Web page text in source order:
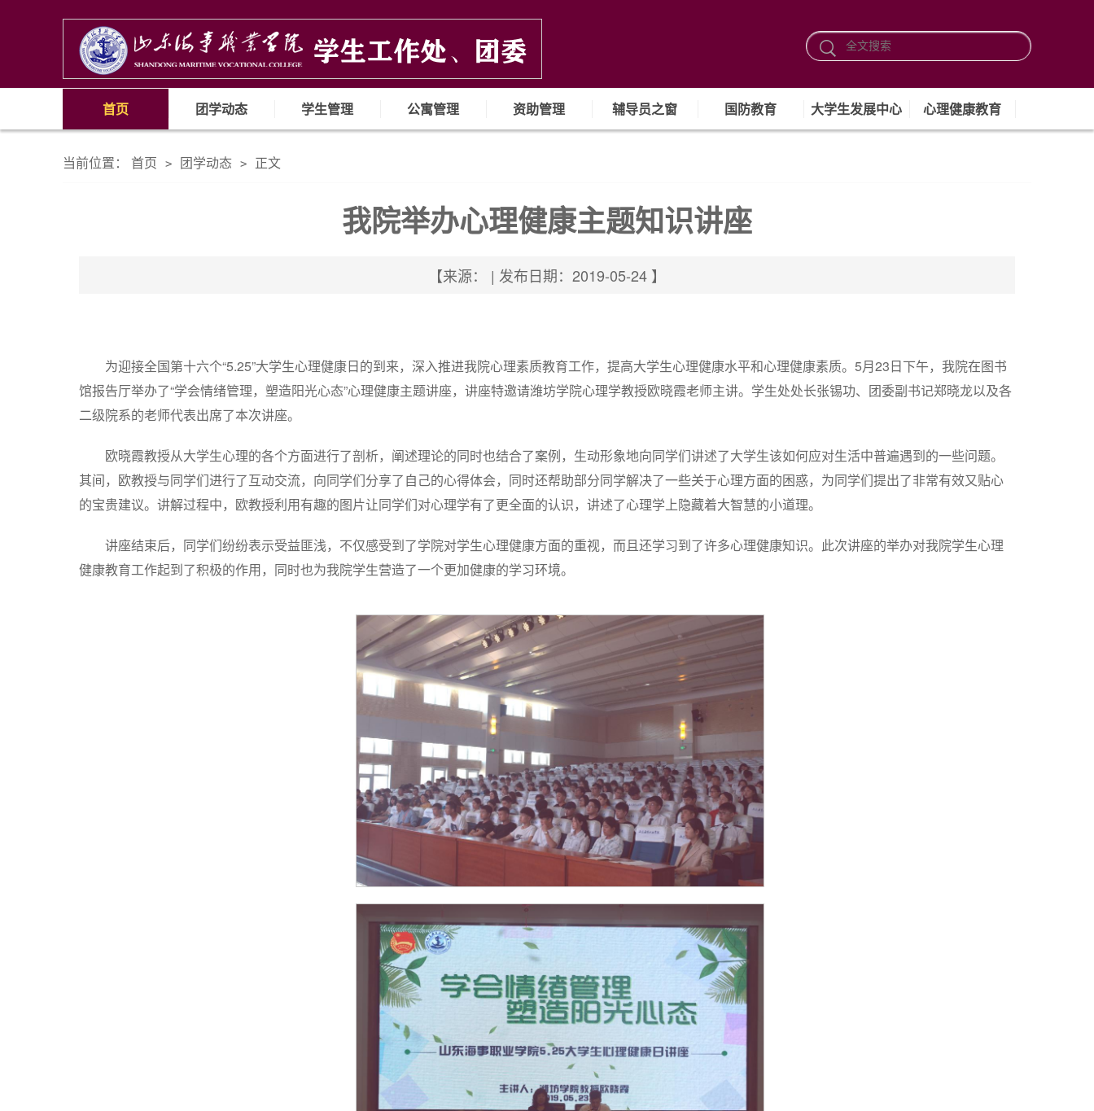
首页 团学动态 学生管理 公寓管理 资助管理 辅导员之窗 国防教育 大学生发展中心 心理健康教育
当前位置： 首页 > 团学动态 > 正文
我院举办心理健康主题知识讲座
【来源： | 发布日期：2019-05-24 】
为迎接全国第十六个“5.25”大学生心理健康日的到来，深入推进我院心理素质教育工作，提高大学生心理健康水平和心理健康素质。5月23日下午，我院在图书
馆报告厅举办了“学会情绪管理，塑造阳光心态”心理健康主题讲座，讲座特邀请潍坊学院心理学教授欧晓霞老师主讲。学生处处长张锡功、团委副书记郑晓龙以及各
二级院系的老师代表出席了本次讲座。
欧晓霞教授从大学生心理的各个方面进行了剖析，阐述理论的同时也结合了案例，生动形象地向同学们讲述了大学生该如何应对生活中普遍遇到的一些问题。
其间，欧教授与同学们进行了互动交流，向同学们分享了自己的心得体会，同时还帮助部分同学解决了一些关于心理方面的困惑，为同学们提出了非常有效又贴心
的宝贵建议。讲解过程中，欧教授利用有趣的图片让同学们对心理学有了更全面的认识，讲述了心理学上隐藏着大智慧的小道理。
讲座结束后，同学们纷纷表示受益匪浅，不仅感受到了学院对学生心理健康方面的重视，而且还学习到了许多心理健康知识。此次讲座的举办对我院学生心理
健康教育工作起到了积极的作用，同时也为我院学生营造了一个更加健康的学习环境。